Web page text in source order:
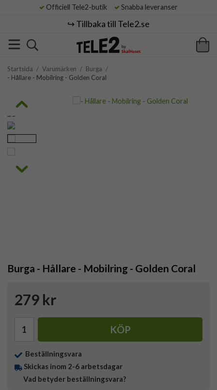
Officiell Tele2-butik Snabba leveranser
↪️ Tillbaka till Tele2.se
Startsida / Varumärken / Burga /
- Hållare - Mobilring - Golden Coral
Burga - Hållare - Mobilring - Golden Coral
279 kr
KÖP
Beställningsvara
Skickas inom 2-6 arbetsdagar
Vad betyder beställningsvara?